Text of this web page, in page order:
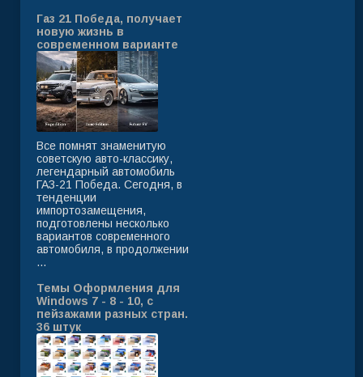
Газ 21 Победа, получает
новую жизнь в
современном варианте
Все помнят знаменитую
советскую авто-классику,
легендарный автомобиль
ГАЗ-21 Победа. Сегодня, в
тенденции
импортозамещения,
подготовлены несколько
вариантов современного
автомобиля, в продолжении
...
Темы Оформления для
Windows 7 - 8 - 10, с
пейзажами разных стран.
36 штук